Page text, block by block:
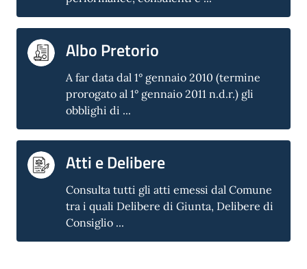
Albo Pretorio
A far data dal 1° gennaio 2010 (termine
prorogato al 1° gennaio 2011 n.d.r.) gli
obblighi di ...
Atti e Delibere
Consulta tutti gli atti emessi dal Comune
tra i quali Delibere di Giunta, Delibere di
Consiglio ...